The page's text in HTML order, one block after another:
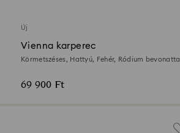
Új
Vienna karperec
Körmetszéses, Hattyú, Fehér, Ródium bevonattal
69 900 Ft